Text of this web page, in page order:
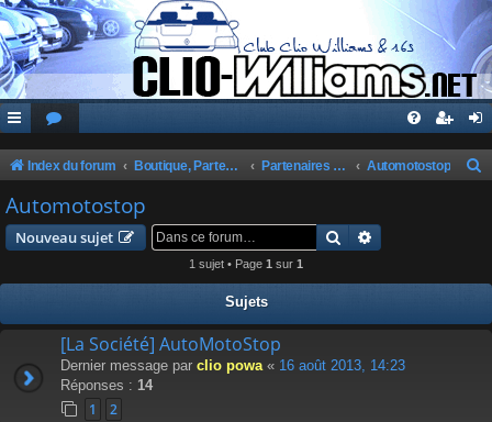
Index du forum Boutique, Partenaires, Petites Annonces, Commandes Groupées Partenaires du Club Automotostop
Automotostop
Nouveau sujet Rechercher
1 sujet • Page 1 sur 1
Sujets
[La Société] AutoMotoStop
Dernier message par clio powa « 16 août 2013, 14:23
Réponses : 14
1 2